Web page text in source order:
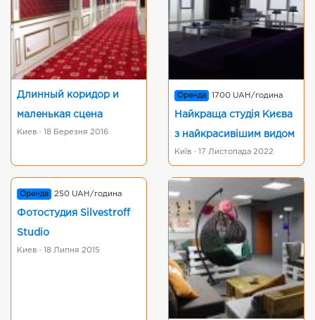
Длинный коридор и
маленькая сцена
Киев · 18 Березня 2016
Оренда 1700 UAH/година
Найкраща студія Києва
з найкрасивішим видом
Київ · 17 Листопада 2022
Оренда 250 UAH/година
Фотостудия Silvestroff
Studio
Киев · 18 Липня 2015